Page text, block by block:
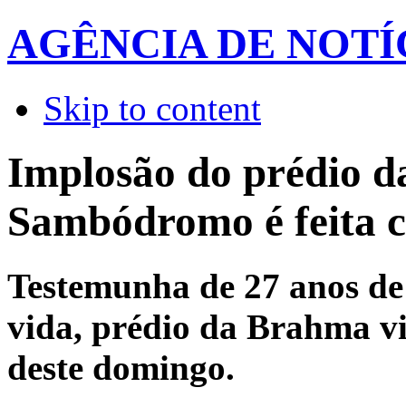
AGÊNCIA DE
Skip to content
Implosão do prédio
Sambódromo é feita
Testemunha de 27 anos
vida, prédio da Brahma
deste domingo.